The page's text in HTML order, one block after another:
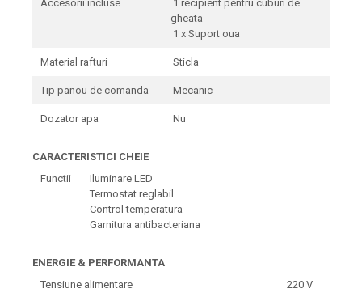
Accesorii incluse
1 recipient pentru cuburi de
gheata
1 x Suport oua
Material rafturi Sticla
Tip panou de comanda Mecanic
Dozator apa Nu
CARACTERISTICI CHEIE
Functii
Iluminare LED
Termostat reglabil
Control temperatura
Garnitura antibacteriana
ENERGIE & PERFORMANTA
Tensiune alimentare
220 V